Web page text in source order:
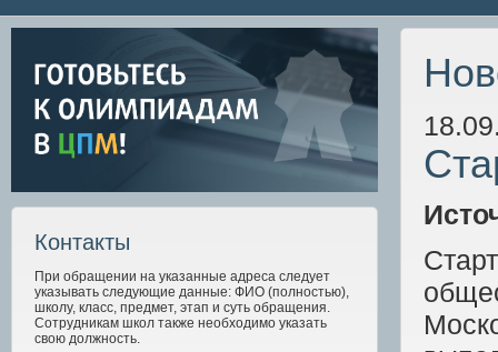
Контакты
При обращении на указанные адреса следует
указывать следующие данные: ФИО (полностью),
школу, класс, предмет, этап и суть обращения.
Сотрудникам школ также необходимо указать
свою должность.